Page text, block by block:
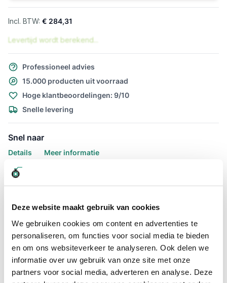
Deze website maakt gebruik van cookies
We gebruiken cookies om content en advertenties te
personaliseren, om functies voor social media te bieden
en om ons websiteverkeer te analyseren. Ook delen we
informatie over uw gebruik van onze site met onze
partners voor social media, adverteren en analyse. Deze
€ 284,31
Levertijd wordt berekend...
Professioneel advies
15.000 producten uit voorraad
Hoge klantbeoordelingen: 9/10
Snelle levering
Snel naar
Details Meer informatie
Details
voor water? Dan is de Luchtslang Ragno PU groen 10 x 15mm
soepel en slijtvast. Deze slang van producent Merlett is veel
lichter dan vergelijkbare PVC en rubber luchtslangen die ook
geschikt zijn voor water. Dat maakt het gebruik van deze slang
aanzienlijk comfortabeler.
Deze slang is geproduceerd van slijtvast polyurethaan,